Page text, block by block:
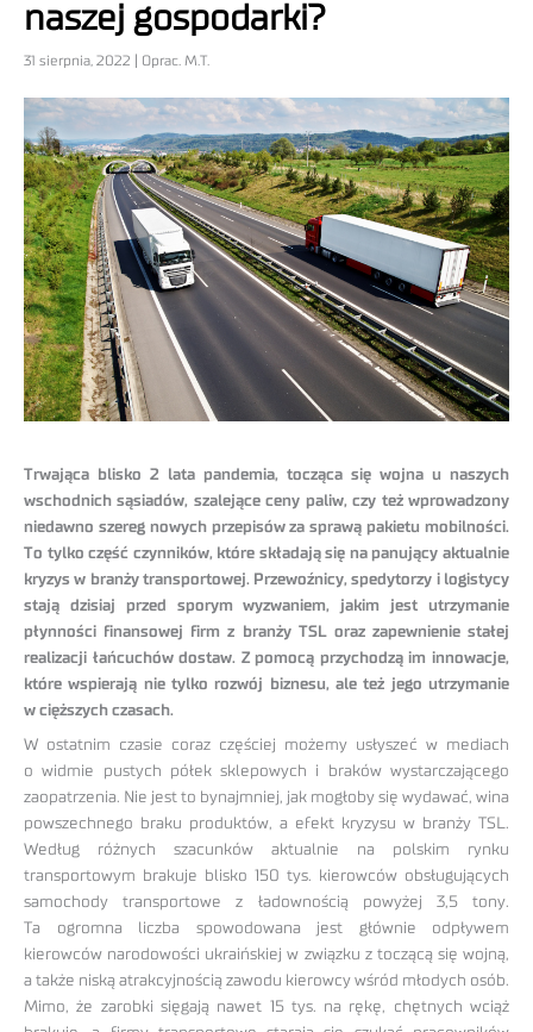
naszej gospodarki?
31 sierpnia, 2022 | Oprac. M.T.
Trwająca blisko 2 lata pandemia, tocząca się wojna u naszych
wschodnich sąsiadów, szalejące ceny paliw, czy też wprowadzony
niedawno szereg nowych przepisów za sprawą pakietu mobilności.
To tylko część czynników, które składają się na panujący aktualnie
kryzys w branży transportowej. Przewoźnicy, spedytorzy i logistycy
stają dzisiaj przed sporym wyzwaniem, jakim jest utrzymanie
płynności finansowej firm z branży TSL oraz zapewnienie stałej
realizacji łańcuchów dostaw. Z pomocą przychodzą im innowacje,
które wspierają nie tylko rozwój biznesu, ale też jego utrzymanie
w cięższych czasach.
W ostatnim czasie coraz częściej możemy usłyszeć w mediach
o widmie pustych półek sklepowych i braków wystarczającego
zaopatrzenia. Nie jest to bynajmniej, jak mogłoby się wydawać, wina
powszechnego braku produktów, a efekt kryzysu w branży TSL.
Według różnych szacunków aktualnie na polskim rynku
transportowym brakuje blisko 150 tys. kierowców obsługujących
samochody transportowe z ładownością powyżej 3,5 tony.
Ta ogromna liczba spowodowana jest głównie odpływem
kierowców narodowości ukraińskiej w związku z toczącą się wojną,
a także niską atrakcyjnością zawodu kierowcy wśród młodych osób.
Mimo, że zarobki sięgają nawet 15 tys. na rękę, chętnych wciąż